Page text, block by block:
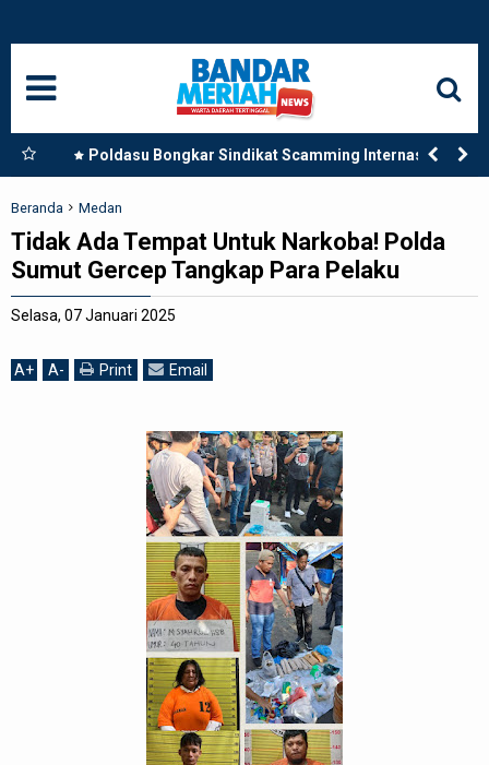
Poldasu Bongkar Sindikat Scamming Internasional
di Apartemen Medan, Korban Rugi Rp6,7 Miliar
Beranda Medan
Tidak Ada Tempat Untuk Narkoba! Polda
Sumut Gercep Tangkap Para Pelaku
Selasa, 07 Januari 2025
A+ A- Print Email
NASIONAL
SUMUT
LANGKAT
ACEH
BISNIS